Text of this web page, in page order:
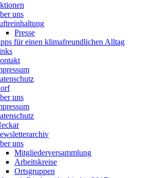
uns
Presse
für einen klimafreundlichen Alltag
uns
uns
Mitgliederversammlung
Arbeitskreise
Ortsgruppen